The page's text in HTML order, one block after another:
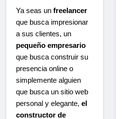
Ya seas un freelancer
que busca impresionar
a sus clientes, un
pequeño empresario
que busca construir su
presencia online o
simplemente alguien
que busca un sitio web
personal y elegante, el
constructor de